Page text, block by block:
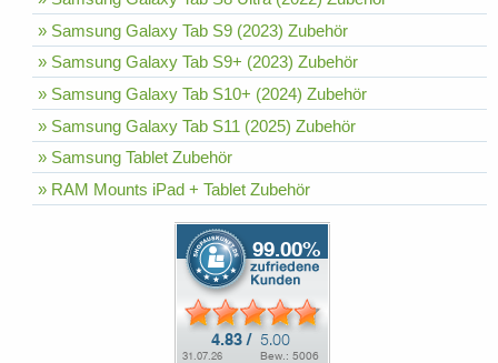
» Samsung Galaxy Tab S9 (2023) Zubehör
» Samsung Galaxy Tab S9+ (2023) Zubehör
» Samsung Galaxy Tab S10+ (2024) Zubehör
» Samsung Galaxy Tab S11 (2025) Zubehör
» Samsung Tablet Zubehör
» RAM Mounts iPad + Tablet Zubehör